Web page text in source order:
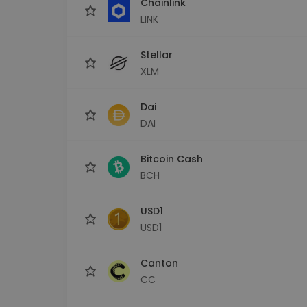
LINK
Stellar
XLM
Dai
DAI
Bitcoin Cash
BCH
USD1
USD1
Canton
CC